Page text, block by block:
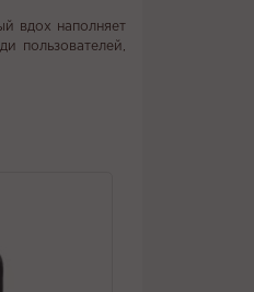
вдох наполняет
пользователей,